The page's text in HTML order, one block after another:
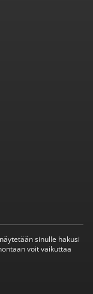
sinulle hakusi
voit vaikuttaa